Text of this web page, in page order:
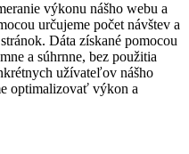
výkonu nášho webu a
určujeme počet návštev a
Dáta získané pomocou
a súhrnne, bez použitia
užívateľov nášho
optimalizovať výkon a